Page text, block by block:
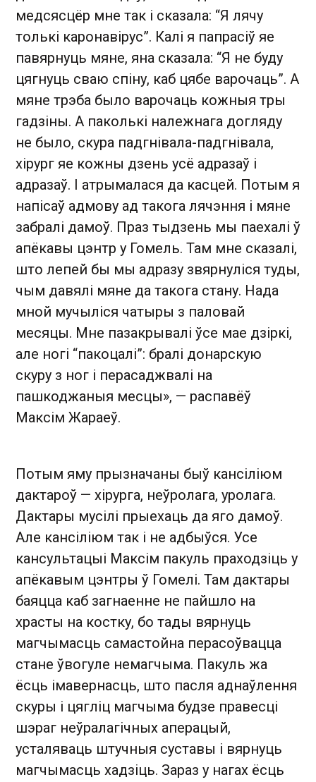
медсясцёр мне так і сказала: “Я лячу
толькі каронавірус”. Калі я папрасіў яе
павярнуць мяне, яна сказала: “Я не буду
цягнуць сваю спіну, каб цябе варочаць”. А
мяне трэба было варочаць кожныя тры
гадзіны. А паколькі належнага догляду
не было, скура падгнівала-падгнівала,
хірург яе кожны дзень усё адразаў і
адразаў. І атрымалася да касцей. Потым я
напісаў адмову ад такога лячэння і мяне
забралі дамоў. Праз тыдзень мы паехалі ў
апёкавы цэнтр у Гомель. Там мне сказалі,
што лепей бы мы адразу звярнуліся туды,
чым давялі мяне да такога стану. Нада
мной мучыліся чатыры з паловай
месяцы. Мне пазакрывалі ўсе мае дзіркі,
але ногі “пакоцалі”: бралі донарскую
скуру з ног і перасаджвалі на
пашкоджаныя месцы», — распавёў
Максім Жараеў.
Потым яму прызначаны быў кансіліюм
дактароў — хірурга, неўролага, уролага.
Дактары мусілі прыехаць да яго дамоў.
Але кансіліюм так і не адбыўся. Усе
кансультацыі Максім пакуль праходзіць у
апёкавым цэнтры ў Гомелі. Там дактары
баяцца каб загнаенне не пайшло на
храсты на костку, бо тады вярнуць
магчымасць самастойна перасоўвацца
стане ўвогуле немагчыма. Пакуль жа
ёсць імавернасць, што пасля аднаўлення
скуры і цягліц магчыма будзе правесці
шэраг неўралагічных аперацый,
усталяваць штучныя суставы і вярнуць
магчымасць хадзіць. Зараз у нагах ёсць